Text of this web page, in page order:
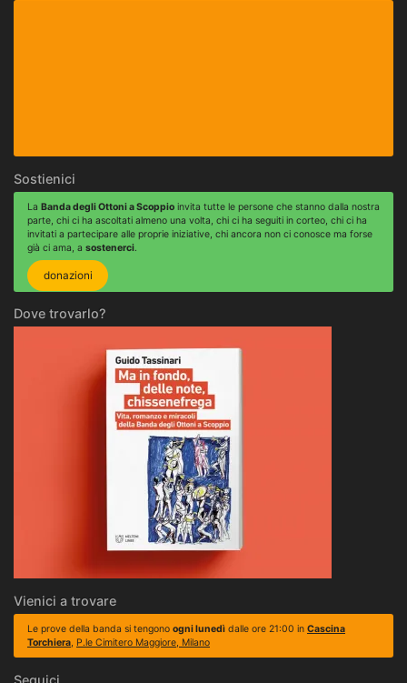
Sostienici
La Banda degli Ottoni a Scoppio invita tutte le persone che stanno dalla nostra
parte, chi ci ha ascoltati almeno una volta, chi ci ha seguiti in corteo, chi ci ha
invitati a partecipare alle proprie iniziative, chi ancora non ci conosce ma forse
già ci ama, a sostenerci.
donazioni
Dove trovarlo?
Vienici a trovare
Le prove della banda si tengono ogni lunedì dalle ore 21:00 in Cascina
Torchiera, P.le Cimitero Maggiore, Milano
Seguici